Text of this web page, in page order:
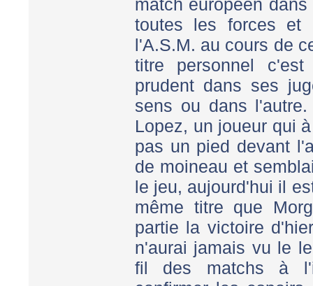
match européen
toutes les forces et
l'A.S.M. au cours de
titre personnel
prudent dans ses
sens ou dans
Lopez, un joueur qui
pas un pied devant
de moineau et
le jeu, aujourd'hui il
même titre que
partie la victoire
n'aurai jamais vu le
fil des matchs à